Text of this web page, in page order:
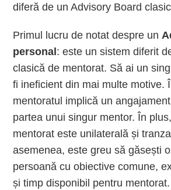
diferă de un Advisory Board
Primul lucru de notat despre un
personal: este un sistem diferit
clasică de mentorat. Să ai un
fi ineficient din mai multe motive.
mentoratul implică un
partea unui singur mentor. În
mentorat este unilaterală și
asemenea, este greu să găsești
persoană cu obiective comune,
și timp disponibil pentru